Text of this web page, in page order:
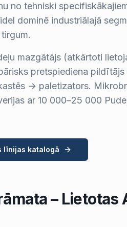
no tehniski
dominē industriālajā
mazgātājs (atkārtoti
pretspiediena
→ paletizators.
ar 10 000–25 000
līnijas katalogā
– Lietotas